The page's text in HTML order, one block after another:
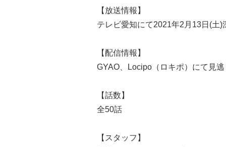
【放送情報】
テレビ愛知にて2021年2月13日(土
【配信情報】
GYAO、Locipo（ロキポ）にて見
【話数】
全50話
【スタッフ】